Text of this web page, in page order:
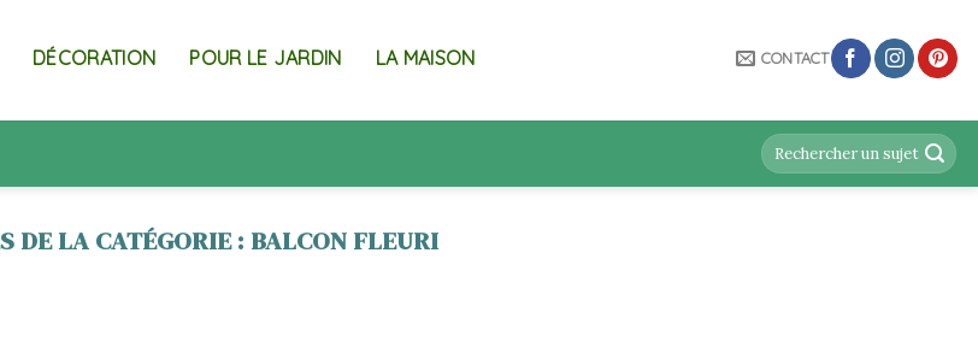
DÉCORATION POUR LE JARDIN LA MAISON CONTACT
BALCON FLEURI